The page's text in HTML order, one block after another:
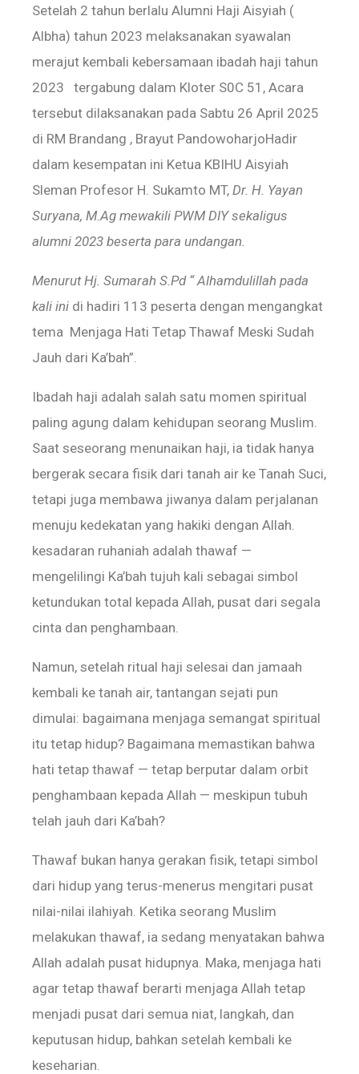
Setelah 2 tahun berlalu Alumni Haji Aisyiah (
Albha) tahun 2023 melaksanakan syawalan
merajut kembali kebersamaan ibadah haji tahun
2023 tergabung dalam Kloter S0C 51, Acara
tersebut dilaksanakan pada Sabtu 26 April 2025
di RM Brandang , Brayut Pandowoharjo‎Hadir
dalam kesempatan ini Ketua KBIHU Aisyiah
Sleman Profesor H. Sukamto MT, Dr. H. Yayan
Suryana, M.Ag mewakili PWM DIY sekaligus
alumni 2023 beserta para undangan.
Menurut Hj. Sumarah S.Pd “ Alhamdulillah pada
kali ini di hadiri 113 peserta dengan mengangkat
tema ‎Menjaga Hati Tetap Thawaf Meski Sudah
Jauh dari Ka’bah”.
‎Ibadah haji adalah salah satu momen spiritual
paling agung dalam kehidupan seorang Muslim.
Saat seseorang menunaikan haji, ia tidak hanya
bergerak secara fisik dari tanah air ke Tanah Suci,
tetapi juga membawa jiwanya dalam perjalanan
menuju kedekatan yang hakiki dengan Allah.
kesadaran ruhaniah adalah thawaf —
mengelilingi Ka’bah tujuh kali sebagai simbol
ketundukan total kepada Allah, pusat dari segala
cinta dan penghambaan.
‎‎Namun, setelah ritual haji selesai dan jamaah
kembali ke tanah air, tantangan sejati pun
dimulai: bagaimana menjaga semangat spiritual
itu tetap hidup? Bagaimana memastikan bahwa
hati tetap thawaf — tetap berputar dalam orbit
penghambaan kepada Allah — meskipun tubuh
telah jauh dari Ka’bah?
‎‎Thawaf bukan hanya gerakan fisik, tetapi simbol
dari hidup yang terus-menerus mengitari pusat
nilai-nilai ilahiyah. Ketika seorang Muslim
melakukan thawaf, ia sedang menyatakan bahwa
Allah adalah pusat hidupnya. Maka, menjaga hati
agar tetap thawaf berarti menjaga Allah tetap
menjadi pusat dari semua niat, langkah, dan
keputusan hidup, bahkan setelah kembali ke
keseharian.